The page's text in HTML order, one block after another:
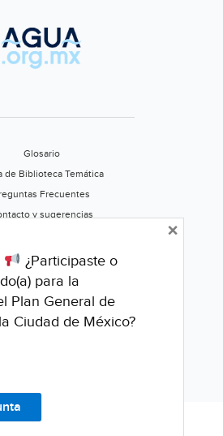
Glosario
de Biblioteca Temática
Frecuentes
y sugerencias
Califica este portal
¿Participaste o
para la
Plan General de
Ciudad de México?
×